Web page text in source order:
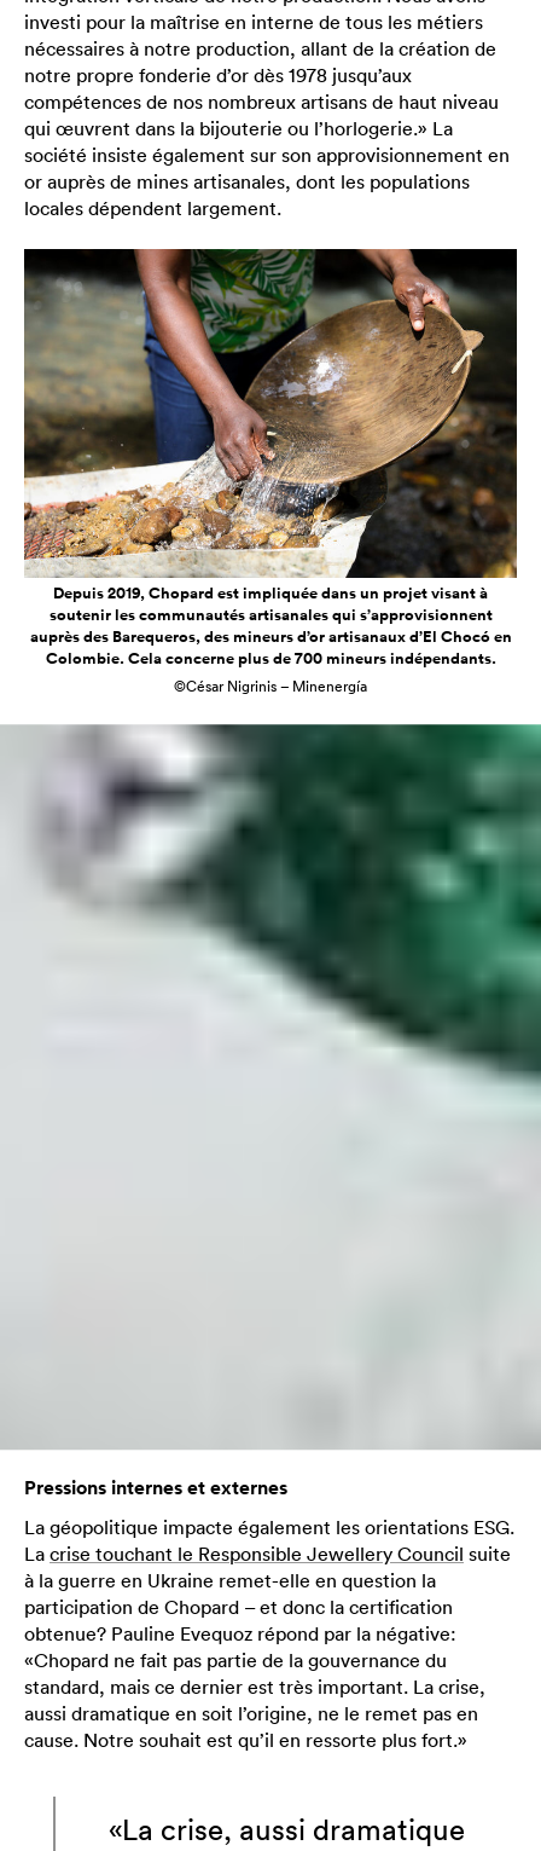
investi pour la maîtrise en interne de tous les métiers
nécessaires à notre production, allant de la création de
notre propre fonderie d’or dès 1978 jusqu’aux
compétences de nos nombreux artisans de haut niveau
qui œuvrent dans la bijouterie ou l’horlogerie.» La
société insiste également sur son approvisionnement en
or auprès de mines artisanales, dont les populations
locales dépendent largement.
Depuis 2019, Chopard est impliquée dans un projet visant à
soutenir les communautés artisanales qui s’approvisionnent
auprès des Barequeros, des mineurs d’or artisanaux d’El Chocó en
Colombie. Cela concerne plus de 700 mineurs indépendants.
©César Nigrinis – Minenergía
Pressions internes et externes
La géopolitique impacte également les orientations ESG.
La crise touchant le Responsible Jewellery Council suite
à la guerre en Ukraine remet-elle en question la
participation de Chopard – et donc la certification
obtenue? Pauline Evequoz répond par la négative:
«Chopard ne fait pas partie de la gouvernance du
standard, mais ce dernier est très important. La crise,
aussi dramatique en soit l’origine, ne le remet pas en
cause. Notre souhait est qu’il en ressorte plus fort.»
«La crise, aussi dramatique